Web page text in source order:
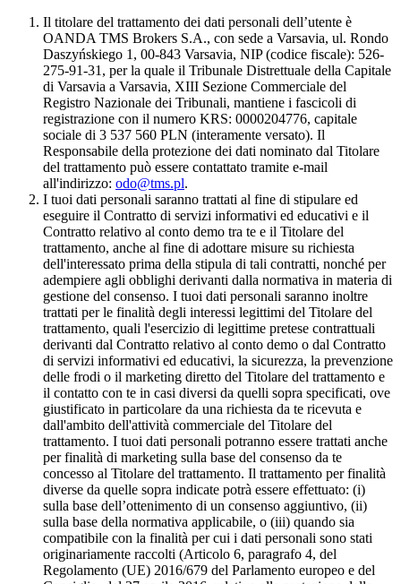
Il titolare del trattamento dei dati personali dell’utente è
OANDA TMS Brokers S.A., con sede a Varsavia, ul. Rondo
Daszyńskiego 1, 00-843 Varsavia, NIP (codice fiscale): 526-
275-91-31, per la quale il Tribunale Distrettuale della Capitale
di Varsavia a Varsavia, XIII Sezione Commerciale del
Registro Nazionale dei Tribunali, mantiene i fascicoli di
registrazione con il numero KRS: 0000204776, capitale
sociale di 3 537 560 PLN (interamente versato). Il
Responsabile della protezione dei dati nominato dal Titolare
del trattamento può essere contattato tramite e-mail
all'indirizzo: odo@tms.pl.
I tuoi dati personali saranno trattati al fine di stipulare ed
eseguire il Contratto di servizi informativi ed educativi e il
Contratto relativo al conto demo tra te e il Titolare del
trattamento, anche al fine di adottare misure su richiesta
dell'interessato prima della stipula di tali contratti, nonché per
adempiere agli obblighi derivanti dalla normativa in materia di
gestione del consenso. I tuoi dati personali saranno inoltre
trattati per le finalità degli interessi legittimi del Titolare del
trattamento, quali l'esercizio di legittime pretese contrattuali
derivanti dal Contratto relativo al conto demo o dal Contratto
di servizi informativi ed educativi, la sicurezza, la prevenzione
delle frodi o il marketing diretto del Titolare del trattamento e
il contatto con te in casi diversi da quelli sopra specificati, ove
giustificato in particolare da una richiesta da te ricevuta e
dall'ambito dell'attività commerciale del Titolare del
trattamento. I tuoi dati personali potranno essere trattati anche
per finalità di marketing sulla base del consenso da te
concesso al Titolare del trattamento. Il trattamento per finalità
diverse da quelle sopra indicate potrà essere effettuato: (i)
sulla base dell’ottenimento di un consenso aggiuntivo, (ii)
sulla base della normativa applicabile, o (iii) quando sia
compatibile con la finalità per cui i dati personali sono stati
originariamente raccolti (Articolo 6, paragrafo 4, del
Regolamento (UE) 2016/679 del Parlamento europeo e del